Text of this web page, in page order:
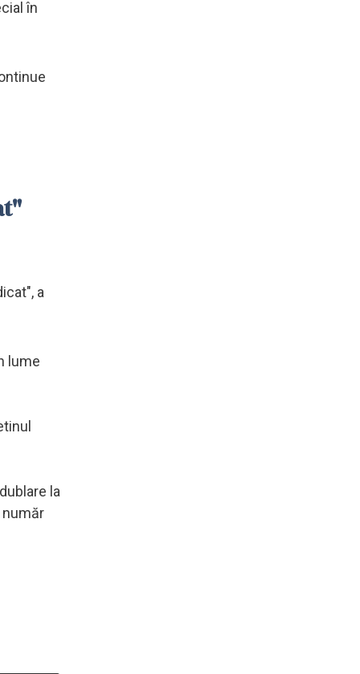
în
a
lume
la
număr